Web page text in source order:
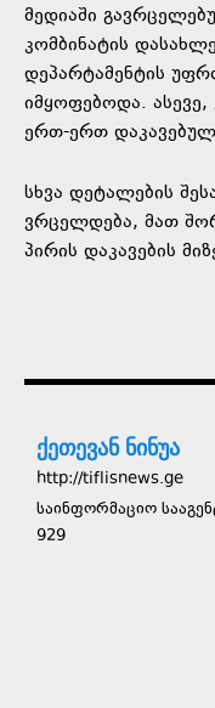
მედიაში
კომბინატის
დეპარტამენტის
იმყოფებოდა.
ერთ-ერთ
სხვა დეტალების
ვრცელდება, მათ
პირის დაკავების
ქეთევან ნინუა
http://tiflisnews.ge
საინფორმაციო
929